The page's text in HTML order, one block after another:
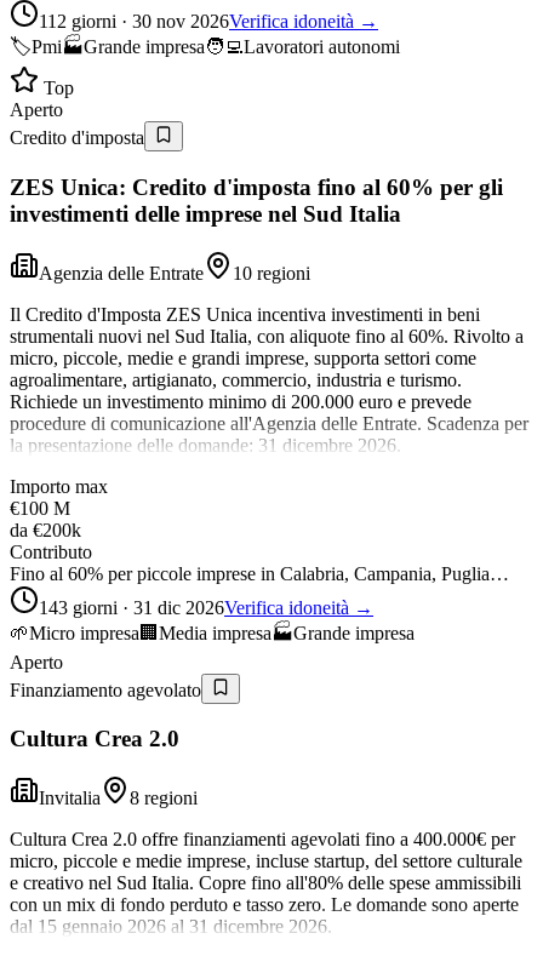
112 giorni · 30 nov 2026Verifica idoneità →
🏷️Pmi🏭Grande impresa🧑‍💻Lavoratori autonomi
Top
Aperto
Credito d'imposta
ZES Unica: Credito d'imposta fino al 60% per gli
investimenti delle imprese nel Sud Italia
Agenzia delle Entrate
10 regioni
Il Credito d'Imposta ZES Unica incentiva investimenti in beni
strumentali nuovi nel Sud Italia, con aliquote fino al 60%. Rivolto a
micro, piccole, medie e grandi imprese, supporta settori come
agroalimentare, artigianato, commercio, industria e turismo.
Richiede un investimento minimo di 200.000 euro e prevede
procedure di comunicazione all'Agenzia delle Entrate. Scadenza per
la presentazione delle domande: 31 dicembre 2026.
Importo max
€100 M
da €200k
Contributo
Fino al 60% per piccole imprese in Calabria, Campania, Puglia…
143 giorni · 31 dic 2026Verifica idoneità →
🌱Micro impresa 🏢 Media impresa🏭Grande impresa
Aperto
Finanziamento agevolato
Cultura Crea 2.0
Invitalia
8 regioni
Cultura Crea 2.0 offre finanziamenti agevolati fino a 400.000€ per
micro, piccole e medie imprese, incluse startup, del settore culturale
e creativo nel Sud Italia. Copre fino all'80% delle spese ammissibili
con un mix di fondo perduto e tasso zero. Le domande sono aperte
dal 15 gennaio 2026 al 31 dicembre 2026.